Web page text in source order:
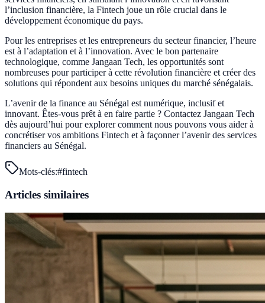
l’inclusion financière, la Fintech joue un rôle crucial dans le
développement économique du pays.
Pour les entreprises et les entrepreneurs du secteur financier, l’heure
est à l’adaptation et à l’innovation. Avec le bon partenaire
technologique, comme Jangaan Tech, les opportunités sont
nombreuses pour participer à cette révolution financière et créer des
solutions qui répondent aux besoins uniques du marché sénégalais.
L’avenir de la finance au Sénégal est numérique, inclusif et
innovant. Êtes-vous prêt à en faire partie ? Contactez Jangaan Tech
dès aujourd’hui pour explorer comment nous pouvons vous aider à
concrétiser vos ambitions Fintech et à façonner l’avenir des services
financiers au Sénégal.
Mots-clés:#fintech
Articles similaires